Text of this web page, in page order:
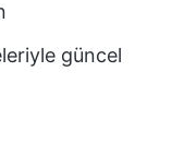
güncel